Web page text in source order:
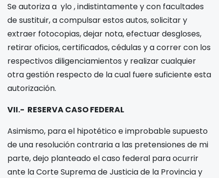
Se autoriza a ylo, indistintamente y con facultades
de sustituir, a compulsar estos autos, solicitar y
extraer fotocopias, dejar nota, efectuar desgloses,
retirar oficios, certificados, cédulas y a correr con los
respectivos diligenciamientos y realizar cualquier
otra gestión respecto de la cual fuere suficiente esta
autorización.
VII.- RESERVA CASO FEDERAL
Asimismo, para el hipotético e improbable supuesto
de una resolución contraria a las pretensiones de mi
parte, dejo planteado el caso federal para ocurrir
ante la Corte Suprema de Justicia de la Provincia y